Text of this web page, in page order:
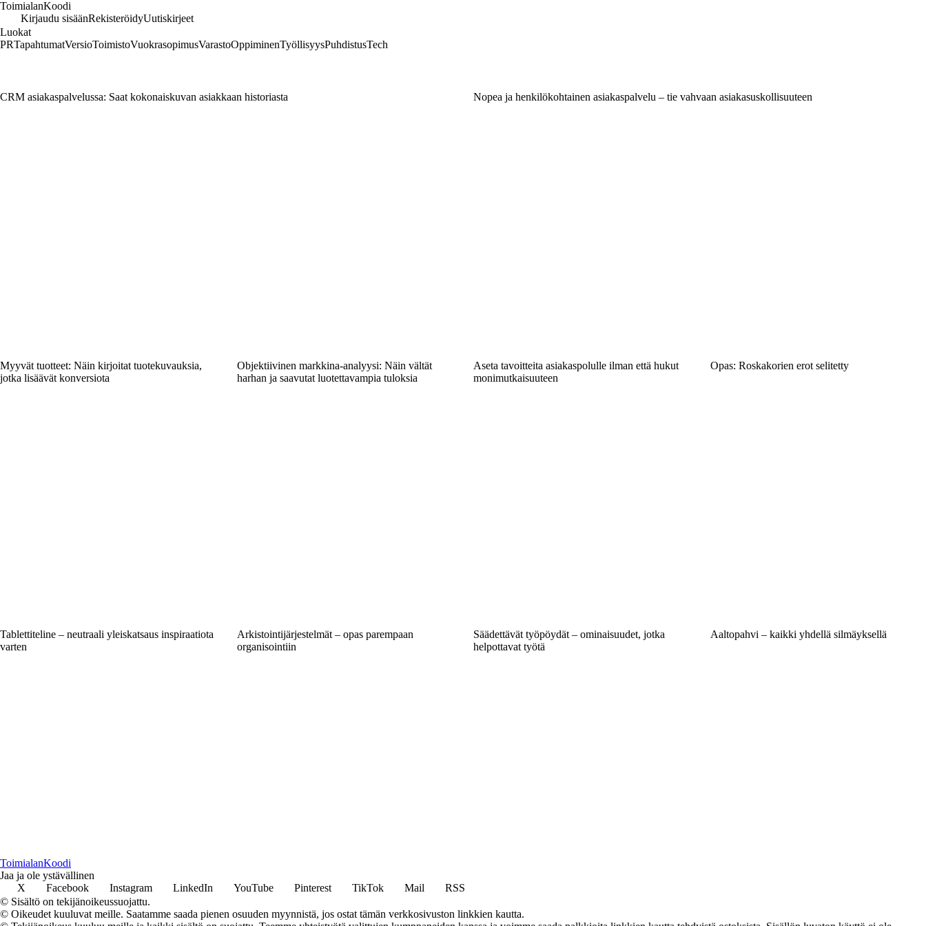
ToimialanKoodi
Kirjaudu sisäänRekisteröidyUutiskirjeet
Luokat
PRTapahtumatVersioToimistoVuokrasopimusVarastoOppiminenTyöllisyysPuhdistusTech
CRM asiakaspalvelussa: Saat kokonaiskuvan asiakkaan historiasta Nopea ja henkilökohtainen asiakaspalvelu – tie vahvaan asiakasuskollisuuteen
Myyvät tuotteet: Näin kirjoitat tuotekuvauksia,
jotka lisäävät konversiota
Objektiivinen markkina-analyysi: Näin vältät
harhan ja saavutat luotettavampia tuloksia
Aseta tavoitteita asiakaspolulle ilman että hukut
monimutkaisuuteen
Opas: Roskakorien erot selitetty
Tablettiteline – neutraali yleiskatsaus inspiraatiota
varten
Arkistointijärjestelmät – opas parempaan
organisointiin
Säädettävät työpöydät – ominaisuudet, jotka
helpottavat työtä
Aaltopahvi – kaikki yhdellä silmäyksellä
ToimialanKoodi
Jaa ja ole ystävällinen
X
Facebook Instagram LinkedIn YouTube Pinterest TikTok Mail
RSS
© Sisältö on tekijänoikeussuojattu.
© Oikeudet kuuluvat meille. Saatamme saada pienen osuuden myynnistä, jos ostat tämän verkkosivuston linkkien kautta.